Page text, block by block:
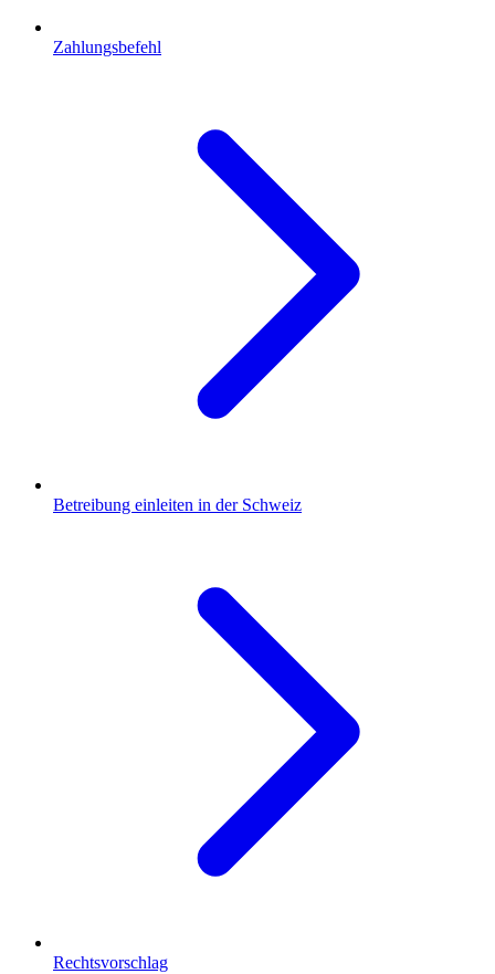
Zahlungsbefehl
Betreibung einleiten in der Schweiz
Rechtsvorschlag